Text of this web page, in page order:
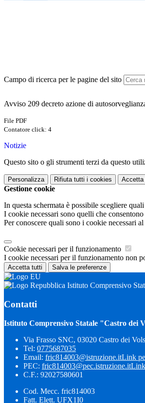
Campo di ricerca per le pagine del sito
Avviso 209 decreto azione di
File PDF
Contatore click: 4
Notizie
Questo sito o gli strumenti terzi da questo
Personalizza Rifiuta tutti i cookies Accetta
Gestione cookie
In questa schermata è possibile scegliere
I cookie necessari sono quelli che
Per conoscere quali sono i cookie necessari
Cookie necessari per il funzionamento
I cookie necessari per il funzionamento non
Accetta tutti Salva le preferenze
Istituto Comprensivo
Contatti
Istituto Comprensivo Statale "Castro dei
Via Frasso SNC, 03020 Castro dei
Tel: 0775687035
Email: fric814003@istruzione.itLink
PEC: fric814003@pec.istruzione.it
C.F.: 92027580601
Cod. Mecc. fric814003
Fatt. Elett. UFX1I0